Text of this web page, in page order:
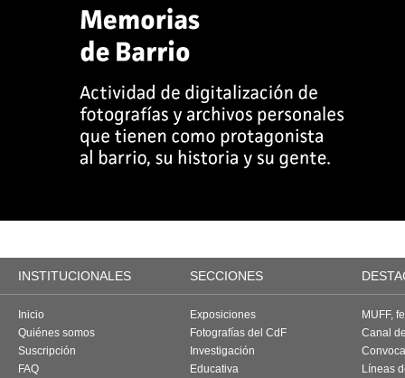
INSTITUCIONALES SECCIONES
Inicio
Quiénes somos
Suscripción
FAQ
Exposiciones
Fotografías del CdF
Investigación
Educativa
MUFF,
Canal
Líneas